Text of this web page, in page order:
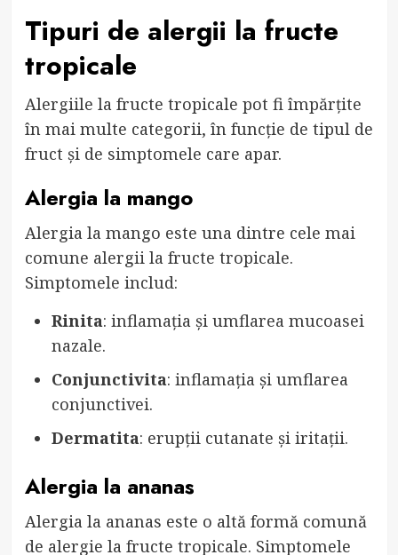
Tipuri de alergii la fructe
tropicale
Alergiile la fructe tropicale pot fi împărțite
în mai multe categorii, în funcție de tipul de
fruct și de simptomele care apar.
Alergia la mango
Alergia la mango este una dintre cele mai
comune alergii la fructe tropicale.
Simptomele includ:
Rinita: inflamația și umflarea mucoasei
nazale.
Conjunctivita: inflamația și umflarea
conjunctivei.
Dermatita: erupții cutanate și iritații.
Alergia la ananas
Alergia la ananas este o altă formă comună
de alergie la fructe tropicale. Simptomele